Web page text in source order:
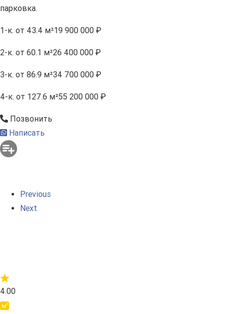
парковка.
1-к. от 43.4 м²19 900 000 ₽
2-к. от 60.1 м²26 400 000 ₽
3-к. от 86.9 м²34 700 000 ₽
4-к. от 127.6 м²55 200 000 ₽
Позвонить
Написать
Previous
Next
4.00